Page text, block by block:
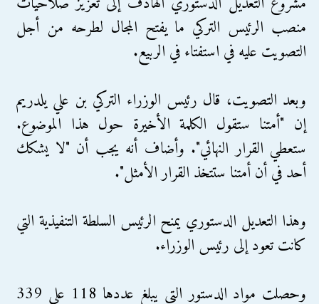
منصب الرئيس التركي ما يفتح المجال لطرحه من أجل
التصويت عليه في استفتاء في الربيع.
وبعد التصويت، قال رئيس الوزراء التركي بن علي يلدريم
إن "أمتنا ستقول الكلمة الأخيرة حول هذا الموضوع.
ستعطي القرار النهائي". وأضاف أنه يجب أن "لا يشكك
أحد في أن أمتنا ستتخذ القرار الأمثل".
وهذا التعديل الدستوري يمنح الرئيس السلطة التنفيذية التي
كانت تعود إلى رئيس الوزراء.
وحصلت مواد الدستور التي يبلغ عددها 118 على 339